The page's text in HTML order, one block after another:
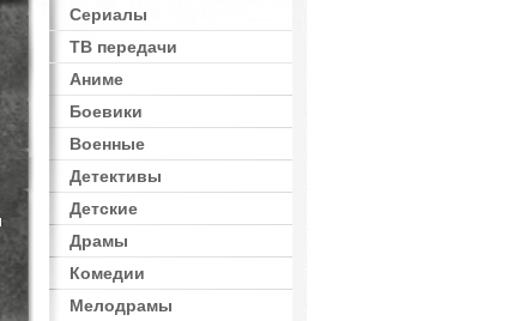
Сериалы
ТВ передачи
Аниме
Боевики
Военные
Детективы
Детские
Драмы
Комедии
Мелодрамы